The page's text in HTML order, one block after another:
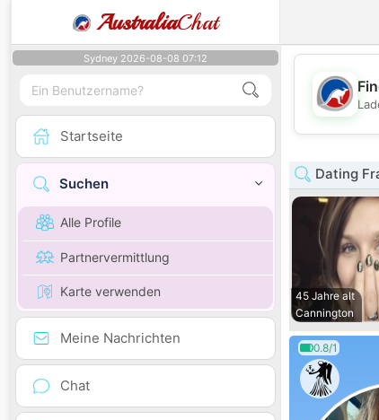
AustraliaChat
Sydney 2026-08-08 07:12
Startseite
Suchen
Alle Profile
Partnervermittlung
Karte verwenden
Meine Nachrichten
Chat
Dating
45 Jahre alt
Cannington
0.8/1